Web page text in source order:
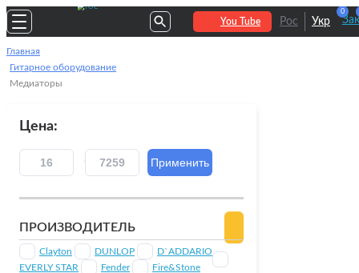
You Tube Рос Укр
0
Главная
Гитарное оборудование
Медиаторы
Цена:
ПРОИЗВОДИТЕЛЬ
Clayton DUNLOP
D`ADDARIO
EVERLY STAR
Fender Fire&Stone